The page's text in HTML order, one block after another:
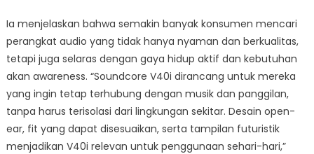
Ia menjelaskan bahwa semakin banyak konsumen mencari
perangkat audio yang tidak hanya nyaman dan berkualitas,
tetapi juga selaras dengan gaya hidup aktif dan kebutuhan
akan awareness. “Soundcore V40i dirancang untuk mereka
yang ingin tetap terhubung dengan musik dan panggilan,
tanpa harus terisolasi dari lingkungan sekitar. Desain open-
ear, fit yang dapat disesuaikan, serta tampilan futuristik
menjadikan V40i relevan untuk penggunaan sehari-hari,”